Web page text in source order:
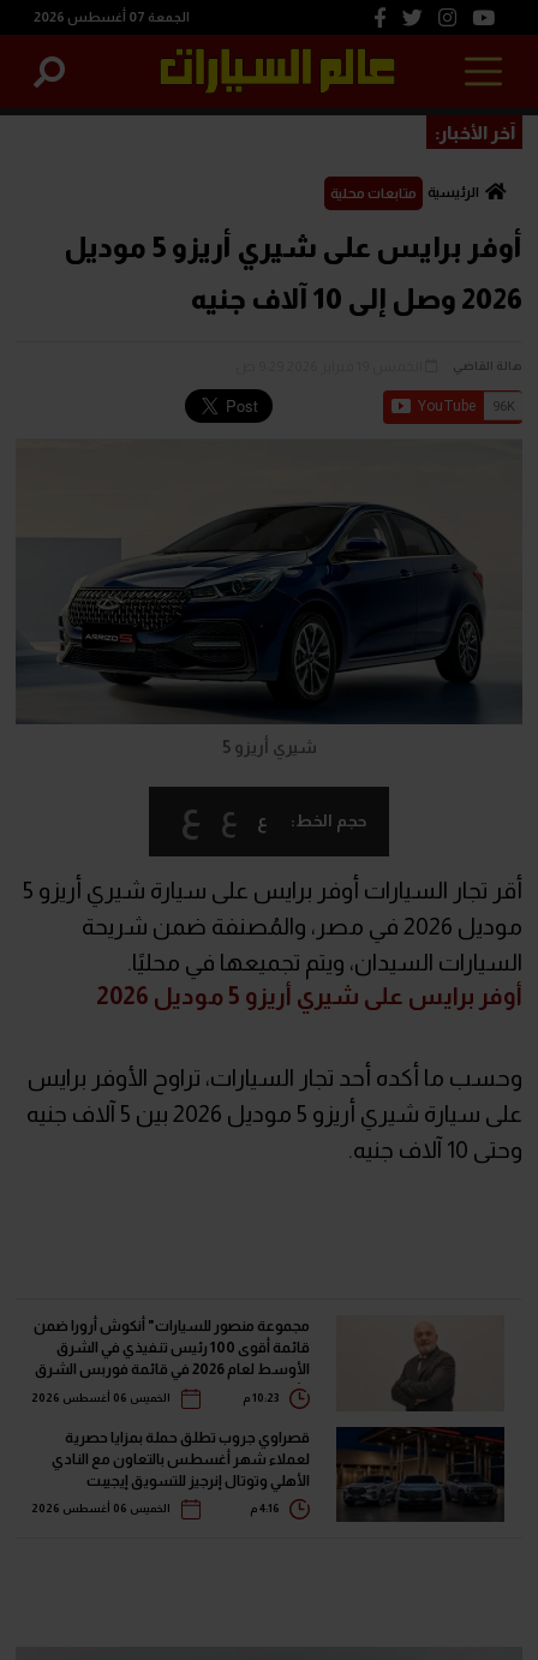
الجمعة 07 أغسطس 2026
آخر الأخبار:
الرئيسية متابعات محلية
أوفر برايس على شيري أريزو 5 موديل
2026 وصل إلى 10 آلاف جنيه
هالة القاضي
شيري أريزو 5
حجم الخط: ع ع ع
أقر تجار السيارات أوفر برايس على سيارة شيري أريزو 5
موديل 2026 في مصر، والمُصنفة ضمن شريحة
السيارات السيدان، ويتم تجميعها في محليًا.
أوفر برايس على شيري أريزو 5 موديل 2026
وحسب ما أكده أحد تجار السيارات، تراوح الأوفر برايس
على سيارة شيري أريزو 5 موديل 2026 بين 5 آلاف جنيه
وحتى 10 آلاف جنيه.
مجموعة منصور للسيارات" أنكوش أرورا ضمن
قائمة أقوى 100 رئيس تنفيذي في الشرق
الأوسط لعام 2026 في قائمة فوربس الشرق
الأوسط"
الخميس 06 أغسطس 2026
قصراوي جروب تطلق حملة بمزايا حصرية
لعملاء شهر أغسطس بالتعاون مع النادي
الأهلي وتوتال إنرجيز للتسويق إيجيبت
الخميس 06 أغسطس 2026